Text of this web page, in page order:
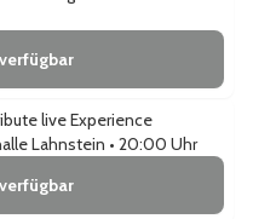
live Experience
Lahnstein • 20:00 Uhr